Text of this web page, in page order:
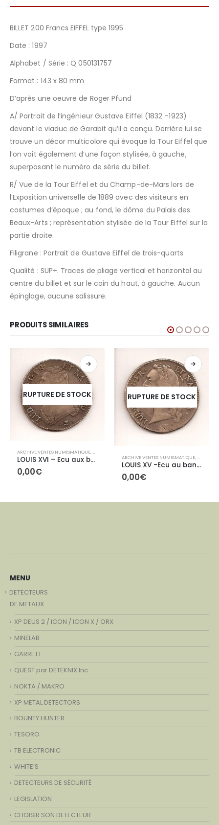
BILLET 200 Francs EIFFEL type 1995
Date : 1997
Alphabet / Série : Q 050131757
Format : 143 x 80 mm
D’après une oeuvre de Roger Pfund
A/ Portrait de l’ingénieur Gustave Eiffel (1832 –1923)
devant le viaduc de Garabit qu’il a conçu. Derrière lui se
trouve un décor multicolore qui évoque la Tour Eiffel que
l’on voit également d’une façon stylisée, à gauche,
superposant le numéro de série du billet.
R/ Vue de la Tour Eiffel et du Champ-de-Mars lors de
l’Exposition universelle de 1889 avec des visiteurs en
costumes d’époque ; au fond, le dôme du Palais des
Beaux-Arts ; représentation stylisée de la Tour Eiffel sur la
partie droite.
Filigrane : Portrait de Gustave Eiffel de trois-quarts
Qualité : SUP+. Traces de pliage vertical et horizontal au
centre du billet et sur le coin du haut, à gauche. Aucun
épinglage, aucune salissure.
PRODUITS SIMILAIRES
CONTEMPORAINES
RUPTURE DE STOCK
ARCHIVE VENTES NUMISMATIQUE,ARCHIVES ROYALES
LOUIS XVI – Ecu aux branches d’olivier
0,00€
RUPTURE DE STOCK
ARCHIVE VENTES NUMISMATIQUE,
LOUIS XV -Ecu au bandeau
0,00€
MENU
DETECTEURS
DE METAUX
XP DEUS 2 / ICON / ICON X / ORX
MINELAB
GARRETT
QUEST par DETEKNIX.Inc
NOKTA / MAKRO
XP METAL DETECTORS
BOUNTY HUNTER
TESORO
TB ELECTRONIC
WHITE’S
DETECTEURS DE SÉCURITÉ
LEGISLATION
CHOISIR SON DETECTEUR